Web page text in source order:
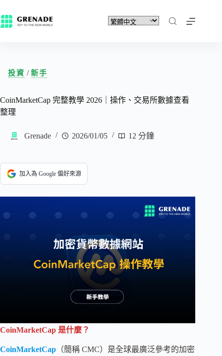
投資 /新手
CoinMarketCap 完整教學 2026｜操作、交易所數據查看
整理
Grenade 2026/01/05 12 分鐘
加入為 Google 偏好來源
CoinMarketCap 是什麼？
CoinMarketCap （簡稱 CMC）是全球最廣泛參考的加密